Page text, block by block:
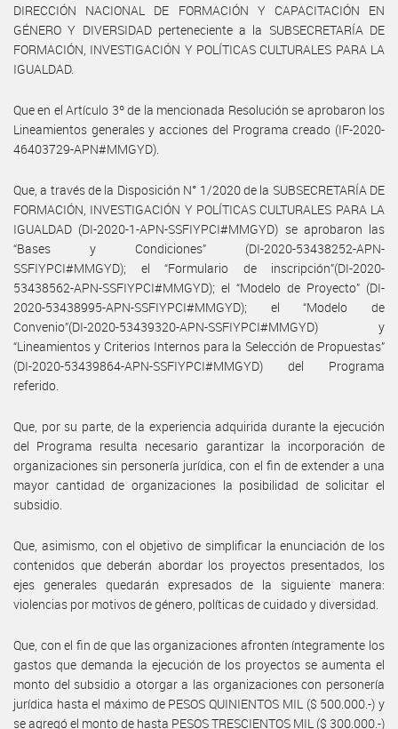
DIRECCIÓN NACIONAL DE FORMACIÓN Y CAPACITACIÓN EN
GÉNERO Y DIVERSIDAD perteneciente a la SUBSECRETARÍA DE
FORMACIÓN, INVESTIGACIÓN Y POLÍTICAS CULTURALES PARA LA
IGUALDAD.
Que en el Artículo 3º de la mencionada Resolución se aprobaron los
Lineamientos generales y acciones del Programa creado (IF-2020-
46403729-APN#MMGYD).
Que, a través de la Disposición N° 1/2020 de la SUBSECRETARÍA DE
FORMACIÓN, INVESTIGACIÓN Y POLÍTICAS CULTURALES PARA LA
IGUALDAD (DI-2020-1-APN-SSFIYPCI#MMGYD) se aprobaron las
“Bases y Condiciones” (DI-2020-53438252-APN-
SSFIYPCI#MMGYD); el “Formulario de inscripción”(DI-2020-
53438562-APN-SSFIYPCI#MMGYD); el “Modelo de Proyecto” (DI-
2020-53438995-APN-SSFIYPCI#MMGYD); el “Modelo de
Convenio”(DI-2020-53439320-APN-SSFIYPCI#MMGYD) y
“Lineamientos y Criterios Internos para la Selección de Propuestas”
(DI-2020-53439864-APN-SSFIYPCI#MMGYD) del Programa
referido.
Que, por su parte, de la experiencia adquirida durante la ejecución
del Programa resulta necesario garantizar la incorporación de
organizaciones sin personería jurídica, con el fin de extender a una
mayor cantidad de organizaciones la posibilidad de solicitar el
subsidio.
Que, asimismo, con el objetivo de simplificar la enunciación de los
contenidos que deberán abordar los proyectos presentados, los
ejes generales quedarán expresados de la siguiente manera:
violencias por motivos de género, políticas de cuidado y diversidad.
Que, con el fin de que las organizaciones afronten íntegramente los
gastos que demanda la ejecución de los proyectos se aumenta el
monto del subsidio a otorgar a las organizaciones con personería
jurídica hasta el máximo de PESOS QUINIENTOS MIL ($ 500.000.-) y
se agregó el monto de hasta PESOS TRESCIENTOS MIL ($ 300.000.-)